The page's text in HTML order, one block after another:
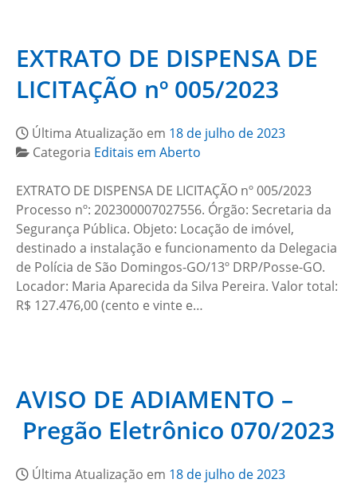
EXTRATO DE DISPENSA DE
LICITAÇÃO nº 005/2023
Última Atualização em 18 de julho de 2023
Categoria Editais em Aberto
EXTRATO DE DISPENSA DE LICITAÇÃO nº 005/2023
Processo nº: 202300007027556. Órgão: Secretaria da
Segurança Pública. Objeto: Locação de imóvel,
destinado a instalação e funcionamento da Delegacia
de Polícia de São Domingos-GO/13º DRP/Posse-GO.
Locador: Maria Aparecida da Silva Pereira. Valor total:
R$ 127.476,00 (cento e vinte e…
AVISO DE ADIAMENTO –
Pregão Eletrônico 070/2023
Última Atualização em 18 de julho de 2023